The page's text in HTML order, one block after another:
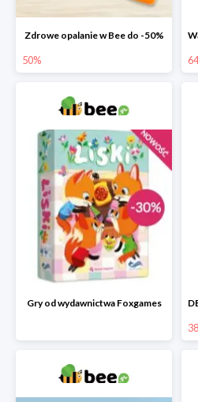
Zdrowe opalanie w Bee do -50%
50%
Gry od wydawnictwa Foxgames